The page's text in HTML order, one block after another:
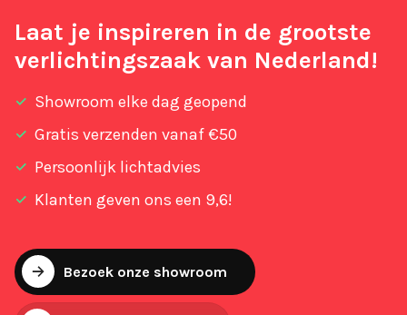
Laat je inspireren in de grootste
verlichtingszaak van Nederland!
Showroom elke dag geopend
Gratis verzenden vanaf €50
Persoonlijk lichtadvies
Klanten geven ons een 9,6!
Bezoek onze showroom